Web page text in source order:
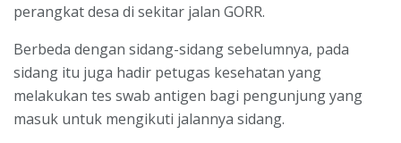
perangkat desa di sekitar jalan GORR.
Berbeda dengan sidang-sidang sebelumnya, pada
sidang itu juga hadir petugas kesehatan yang
melakukan tes swab antigen bagi pengunjung yang
masuk untuk mengikuti jalannya sidang.